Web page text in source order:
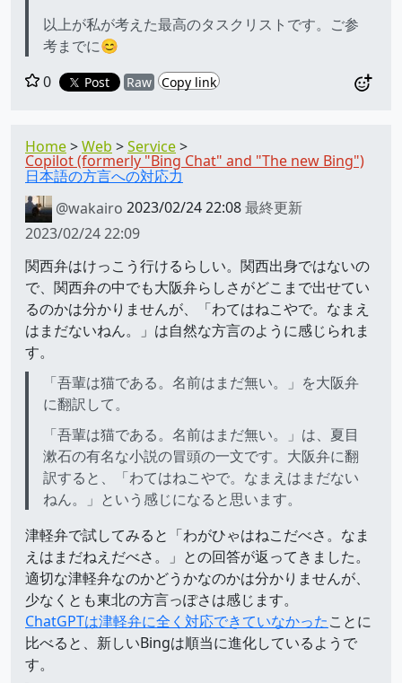
以上が私が考えた最高のタスクリストです。ご参
考までに😊
0
Post Raw Copy link
Home Web Service
Copilot (formerly "Bing Chat" and "The new Bing")
日本語の方言への対応力
@wakairo 2023/02/24 22:08最終更新
2023/02/24 22:09
関西弁はけっこう行けるらしい。関西出身ではないの
で、関西弁の中でも大阪弁らしさがどこまで出せてい
るのかは分かりませんが、「わてはねこやで。なまえ
はまだないねん。」は自然な方言のように感じられま
す。
「吾輩は猫である。名前はまだ無い。」を大阪弁
に翻訳して。
「吾輩は猫である。名前はまだ無い。」は、夏目
漱石の有名な小説の冒頭の一文です。大阪弁に翻
訳すると、「わてはねこやで。なまえはまだない
ねん。」という感じになると思います。
津軽弁で試してみると「わがひゃはねこだべさ。なま
えはまだねえだべさ。」との回答が返ってきました。
適切な津軽弁なのかどうかなのかは分かりませんが、
少なくとも東北の方言っぽさは感じます。
ChatGPTは津軽弁に全く対応できていなかったことに
比べると、新しいBingは順当に進化しているようで
す。